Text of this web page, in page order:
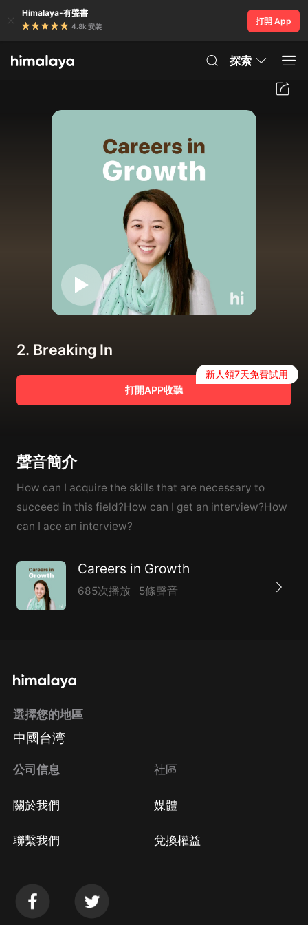
Himalaya-有聲書
4.8k 安裝
打開 App
探索
2. Breaking In
打開APP收聽
新人領7天免費試用
聲音簡介
How can I acquire the skills that are necessary to
succeed in this field?How can I get an interview?How
can I ace an interview?
Careers in Growth
685次播放 5條聲音
選擇您的地區
中國台湾
公司信息
關於我們
聯繫我們
社區
媒體
兌換權益